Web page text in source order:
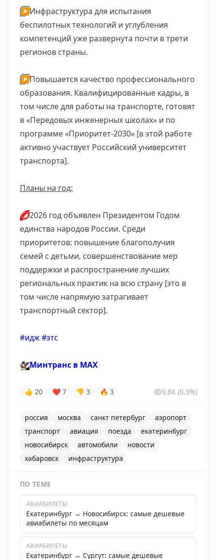
▶️Инфраструктура для испытания
беспилотных технологий и углубления
компетенций уже развернута почти в трети
регионов страны.
▶️Повышается качество профессионального
образования. Квалифицированные кадры, в
том числе для работы на транспорте, готовят
в «Передовых инженерных школах» и по
программе «Приоритет-2030» [в этой работе
активно участвует Российский университет
транспорта].
Планы на год:
⭕2026 год объявлен Президентом Годом
единства народов России. Среди
приоритетов: повышение благополучия
семей с детьми, совершенствование мер
поддержки и распространение лучших
региональных практик на всю страну [это в
том числе напрямую затрагивает
транспортный сектор].
#идж#этс
🦅Минтранс в MAX
👍 20 ❤ 7 👎 3 🔥 3 9.8K (0.3%)
россия москва санкт петербург
аэропорт
транспорт
авиация поезда
екатеринбург
новосибирск
автомобили
новости
хабаровск
инфраструктура
ПО ТЕМЕ
АВИАБИЛЕТЫ
Екатеринбург → Новосибирск: самые дешевые
авиабилеты по месяцам
АВИАБИЛЕТЫ
Екатеринбург → Сургут: самые дешевые